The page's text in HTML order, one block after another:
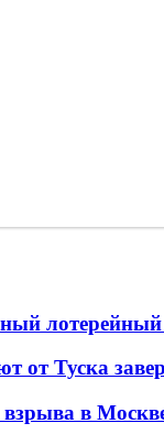
от Туска
взрыва в